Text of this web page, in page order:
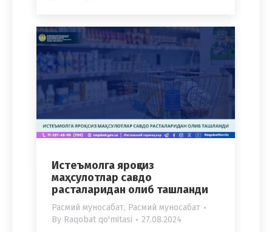
Истеъмолга яроқсиз
маҳсулотлар савдо
расталаридан олиб ташланди
Расмий муносабат, Расмий муносабат
By Raqobat qo'mitasi 27.08.2024